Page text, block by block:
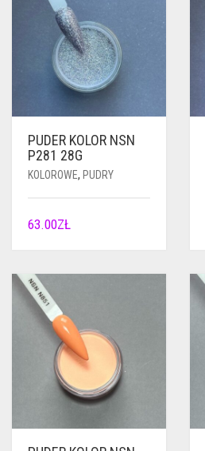
PUDER KOLOR NSN
P281 28G
KOLOROWE, PUDRY
63.00ZŁ